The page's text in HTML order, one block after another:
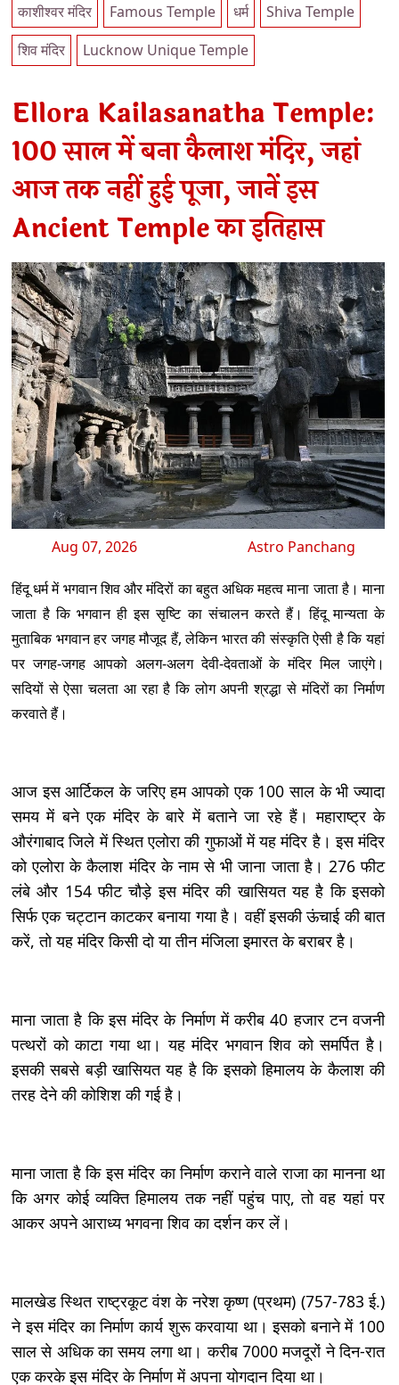
काशीश्वर मंदिर
Famous Temple धर्म
Shiva Temple
शिव मंदिर
Lucknow Unique Temple
Ellora Kailasanatha Temple:
100 साल में बना कैलाश मंदिर, जहां
आज तक नहीं हुई पूजा, जानें इस
Ancient Temple का इतिहास
Aug 07, 2026 Astro Panchang
हिंदू धर्म में भगवान शिव और मंदिरों का बहुत अधिक महत्व माना जाता है। माना
जाता है कि भगवान ही इस सृष्टि का संचालन करते हैं। हिंदू मान्यता के
मुताबिक भगवान हर जगह मौजूद हैं, लेकिन भारत की संस्कृति ऐसी है कि यहां
पर जगह-जगह आपको अलग-अलग देवी-देवताओं के मंदिर मिल जाएंगे।
सदियों से ऐसा चलता आ रहा है कि लोग अपनी श्रद्धा से मंदिरों का निर्माण
करवाते हैं।
आज इस आर्टिकल के जरिए हम आपको एक 100 साल के भी ज्यादा
समय में बने एक मंदिर के बारे में बताने जा रहे हैं। महाराष्ट्र के
औरंगाबाद जिले में स्थित एलोरा की गुफाओं में यह मंदिर है। इस मंदिर
को एलोरा के कैलाश मंदिर के नाम से भी जाना जाता है। 276 फीट
लंबे और 154 फीट चौड़े इस मंदिर की खासियत यह है कि इसको
सिर्फ एक चट्टान काटकर बनाया गया है। वहीं इसकी ऊंचाई की बात
करें, तो यह मंदिर किसी दो या तीन मंजिला इमारत के बराबर है।
माना जाता है कि इस मंदिर के निर्माण में करीब 40 हजार टन वजनी
पत्थरों को काटा गया था। यह मंदिर भगवान शिव को समर्पित है।
इसकी सबसे बड़ी खासियत यह है कि इसको हिमालय के कैलाश की
तरह देने की कोशिश की गई है।
माना जाता है कि इस मंदिर का निर्माण कराने वाले राजा का मानना था
कि अगर कोई व्यक्ति हिमालय तक नहीं पहुंच पाए, तो वह यहां पर
आकर अपने आराध्य भगवना शिव का दर्शन कर लें।
मालखेड स्थित राष्ट्रकूट वंश के नरेश कृष्ण (प्रथम) (757-783 ई.)
ने इस मंदिर का निर्माण कार्य शुरू करवाया था। इसको बनाने में 100
साल से अधिक का समय लगा था। करीब 7000 मजदूरों ने दिन-रात
एक करके इस मंदिर के निर्माण में अपना योगदान दिया था।